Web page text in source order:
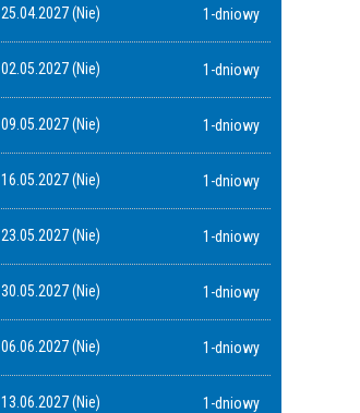
25.04.2027 (Nie) 1-dniowy
02.05.2027 (Nie) 1-dniowy
09.05.2027 (Nie) 1-dniowy
16.05.2027 (Nie) 1-dniowy
23.05.2027 (Nie) 1-dniowy
30.05.2027 (Nie) 1-dniowy
06.06.2027 (Nie) 1-dniowy
13.06.2027 (Nie) 1-dniowy